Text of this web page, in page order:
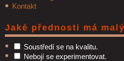
Kontakt
Jaké přednosti má
Soustředí se na kvalitu.
Nebojí se experimentovat.